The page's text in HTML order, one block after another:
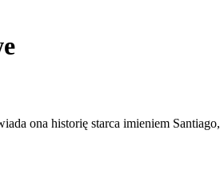
ona historię starca imieniem